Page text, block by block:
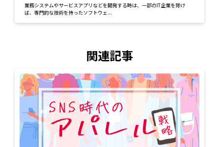
業務システムやサービスアプリなどを開発する時は、一部のIT企業を除け
ば、専門的な技術を持ったソフトウェ...
関連記事